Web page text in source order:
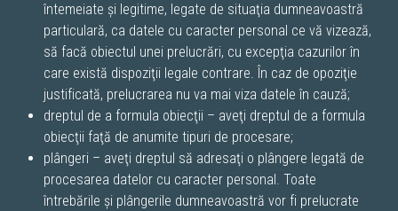
întemeiate şi legitime, legate de situaţia dumneavoastră
particulară, ca datele cu caracter personal ce vă vizează,
să facă obiectul unei prelucrări, cu excepţia cazurilor în
care există dispoziţii legale contrare. În caz de opoziţie
justificată, prelucrarea nu va mai viza datele în cauză;
dreptul de a formula obiecţii – aveţi dreptul de a formula
obiecţii faţă de anumite tipuri de procesare;
plângeri – aveţi dreptul să adresaţi o plângere legată de
procesarea datelor cu caracter personal. Toate
întrebările şi plângerile dumneavoastră vor fi prelucrate